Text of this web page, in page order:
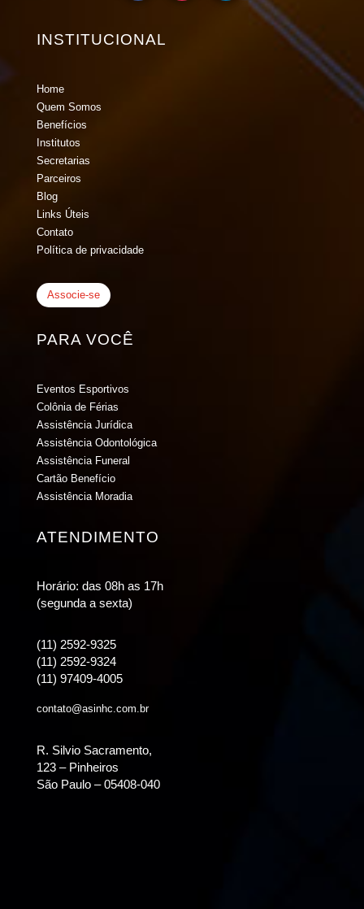
INSTITUCIONAL
Home
Quem Somos
Benefícios
Institutos
Secretarias
Parceiros
Blog
Links Úteis
Contato
Política de privacidade
Associe-se
PARA VOCÊ
Eventos Esportivos
Colônia de Férias
Assistência Jurídica
Assistência Odontológica
Assistência Funeral
Cartão Benefício
Assistência Moradia
ATENDIMENTO
Horário: das 08h as 17h
(segunda a sexta)
(11) 2592-9325
(11) 2592-9324
(11) 97409-4005
contato@asinhc.com.br
R. Silvio Sacramento,
123 – Pinheiros
São Paulo – 05408-040